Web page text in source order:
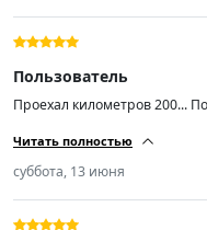
Пользователь
Проехал километров 200...
уверенно держала поток
Насколько хватит
т31...
Читать полностью
суббота, 13 июня